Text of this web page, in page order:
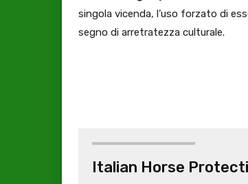
singola vicenda, l’uso forzato di
segno di arretratezza culturale.
Italian Horse